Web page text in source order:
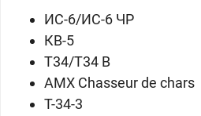
ИС-6/ИС-6 ЧР
КВ-5
T34/T34 B
AMX Chasseur de chars
T-34-3